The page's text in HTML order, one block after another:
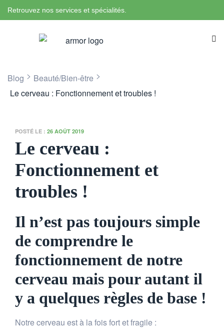
Retrouvez nos services et spécialités.
Blog > Beauté/Bien-être >
Le cerveau : Fonctionnement et troubles !
POSTÉ LE : 26 AOÛT 2019
Le cerveau :
Fonctionnement et
troubles !
Il n’est pas toujours simple
de comprendre le
fonctionnement de notre
cerveau mais pour autant il
y a quelques règles de base !
Notre cerveau est à la fois fort et fragile :